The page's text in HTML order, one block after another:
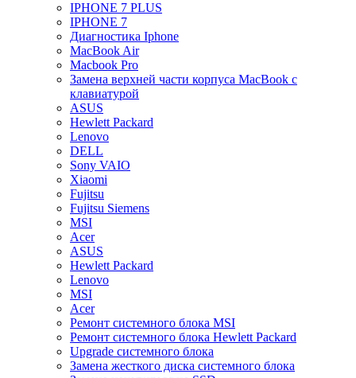
IPHONE 7 PLUS
IPHONE 7
Диагностика Iphone
MacBook Air
Macbook Pro
Замена верхней части корпуса MacBook с
клавиатурой
ASUS
Hewlett Packard
Lenovo
DELL
Sony VAIO
Xiaomi
Fujitsu
Fujitsu Siemens
MSI
Acer
ASUS
Hewlett Packard
Lenovo
MSI
Acer
Ремонт системного блока MSI
Ремонт системного блока Hewlett Packard
Upgrade системного блока
Замена жесткого диска системного блока